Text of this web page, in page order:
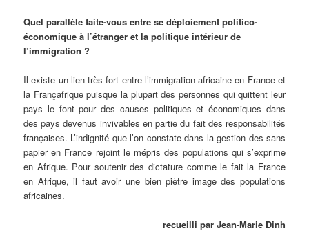
Quel parallèle faite-vous entre se déploiement politico-
économique à l’étranger et la politique intérieur de
l’immigration ?
Il existe un lien très fort entre l’immigration africaine en France et
la Françafrique puisque la plupart des personnes qui quittent leur
pays le font pour des causes politiques et économiques dans
des pays devenus invivables en partie du fait des responsabilités
françaises. L’indignité que l’on constate dans la gestion des sans
papier en France rejoint le mépris des populations qui s’exprime
en Afrique. Pour soutenir des dictature comme le fait la France
en Afrique, il faut avoir une bien piètre image des populations
africaines.
recueilli par Jean-Marie Dinh